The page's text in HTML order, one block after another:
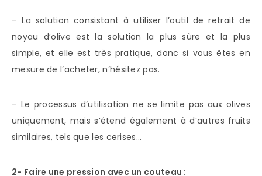
– La solution consistant à utiliser l’outil de retrait de
noyau d’olive est la solution la plus sûre et la plus
simple, et elle est très pratique, donc si vous êtes en
mesure de l’acheter, n’hésitez pas.
– Le processus d’utilisation ne se limite pas aux olives
uniquement, mais s’étend également à d’autres fruits
similaires, tels que les cerises…
2- Faire une pression avec un couteau :